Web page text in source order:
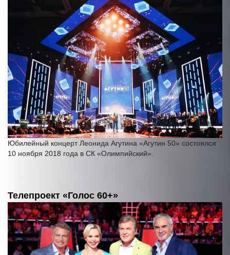
Юбилейный концерт Леонида Агутина «Агутин 50» состоялся
10 ноября 2018 года в СК «Олимпийский».
Телепроект «Голос 60+»